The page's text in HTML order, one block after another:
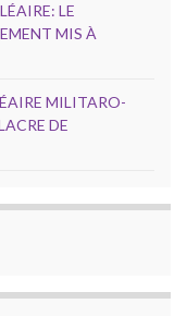
LE
MIS À
MILITARO-
DE